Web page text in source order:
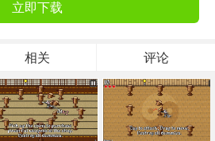
立即下载
相关 评论